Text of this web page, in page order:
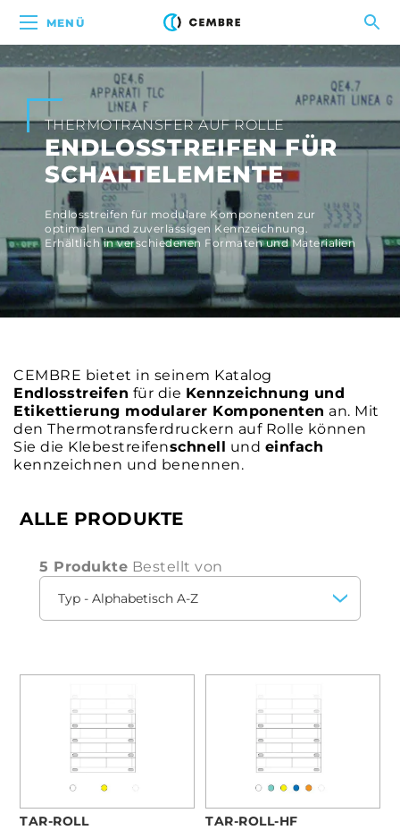
MENÜ
THERMOTRANSFER AUF ROLLE
ENDLOSSTREIFEN FÜR
SCHALTELEMENTE
Endlosstreifen für modulare Komponenten zur
optimalen und zuverlässigen Kennzeichnung.
Erhältlich in verschiedenen Formaten und Materialien
CEMBRE bietet in seinem Katalog
Endlosstreifen für die Kennzeichnung und
Etikettierung modularer Komponenten an. Mit
den Thermotransferdruckern auf Rolle können
Sie die Klebestreifenschnell und einfach
kennzeichnen und benennen.
ALLE PRODUKTE
5 Produkte Bestellt von
TAR-ROLL TAR-ROLL-HF